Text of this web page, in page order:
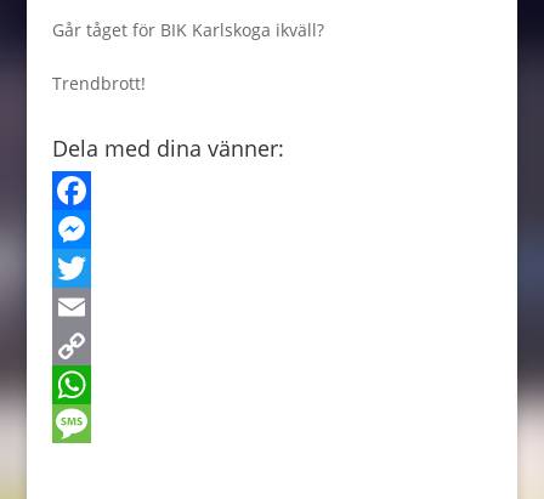
Går tåget för BIK Karlskoga ikväll?
Trendbrott!
Dela med dina vänner:
F
a
c
e
b
o
M
e
s
s
e
T
w
t
E
m
a
C
o
W